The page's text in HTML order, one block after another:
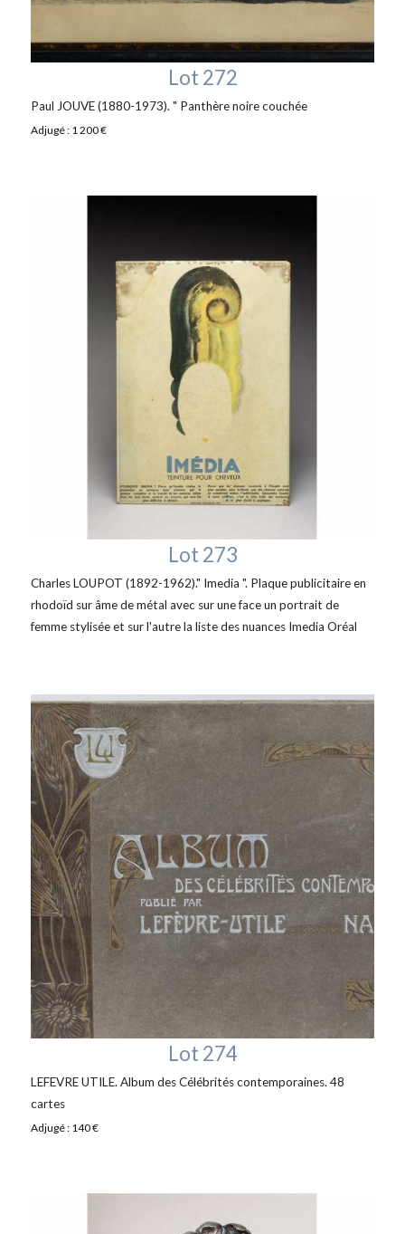
Lot 272
Paul JOUVE (1880-1973). " Panthère noire couchée
Adjugé : 1 200 €
Lot 273
Charles LOUPOT (1892-1962)." Imedia ". Plaque publicitaire en
rhodoïd sur âme de métal avec sur une face un portrait de
femme stylisée et sur l'autre la liste des nuances Imedia Oréal
Lot 274
LEFEVRE UTILE. Album des Célébrités contemporaines. 48
cartes
Adjugé : 140 €